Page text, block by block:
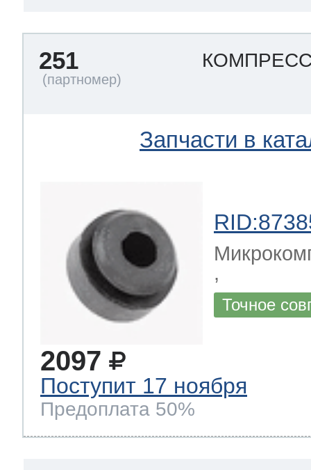
251
Запчасти в
,
Точное
2097
Поступит 17 ноября
Предоплата 50%